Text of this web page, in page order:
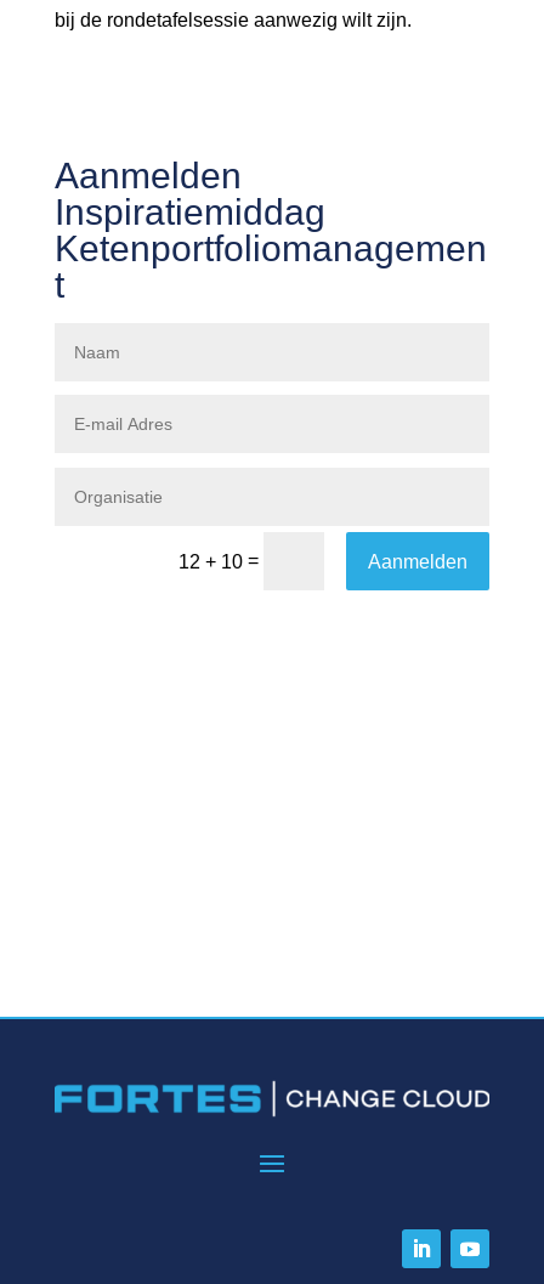
bij de rondetafelsessie aanwezig wilt zijn.
Aanmelden
Inspiratiemiddag
Ketenportfoliomanagemen
t
12 + 10 = Aanmelden